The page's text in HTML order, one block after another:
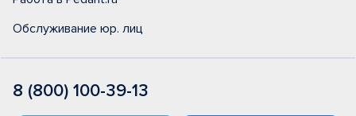
Обслуживание юр. лиц
8 (800) 100-39-13